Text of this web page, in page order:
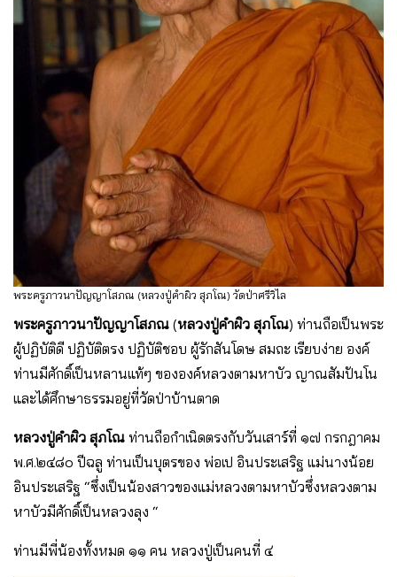
พระครูภาวนาปัญญาโสภณ (หลวงปู่คำผิว สุภโณ) วัดป่าศรีวิไล
พระครูภาวนาปัญญาโสภณ (หลวงปู่คำผิว สุภโณ) ท่านถือเป็นพระ
ผู้ปฏิบัติดี ปฏิบัติตรง ปฏิบัติชอบ ผู้รักสันโดษ สมถะ เรียบง่าย องค์
ท่านมีศักดิ์เป็นหลานแท้ๆ ขององค์หลวงตามหาบัว ญาณสัมปันโน
และได้ศึกษาธรรมอยู่ที่วัดป่าบ้านตาด
หลวงปู่คำผิว สุภโณ ท่านถือกำเนิดตรงกับวันเสาร์ที่ ๑๗ กรกฎาคม
พ.ศ.๒๔๘๐ ปีฉลู ท่านเป็นบุตรของ พ่อเป อินประเสริฐ แม่นางน้อย
อินประเสริฐ “ซึ่งเป็นน้องสาวของแม่หลวงตามหาบัวซึ่งหลวงตาม
หาบัวมีศักดิ์เป็นหลวงลุง “
ท่านมีพี่น้องทั้งหมด ๑๑ คน หลวงปู่เป็นคนที่ ๔